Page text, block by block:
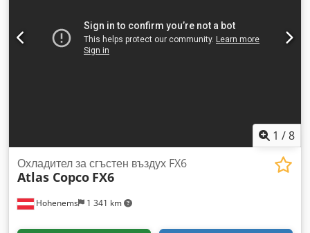
1 /8
Hohenems 1 341 km
Охладител за сгъстен въздух FX6
Atlas Copco FX6